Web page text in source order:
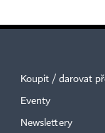
Koupit / darovat
Eventy
Newslettery